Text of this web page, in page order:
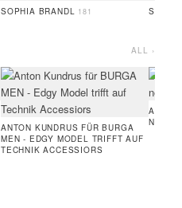
SOPHIA BRANDL 181
ALL ›
ANTON KUNDRUS FÜR BURGA
MEN - EDGY MODEL TRIFFT AUF
TECHNIK ACCESSIORS
AMIE
NEUE